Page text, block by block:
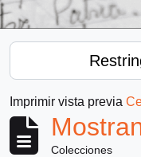
Imprimir vista previa
Colecciones